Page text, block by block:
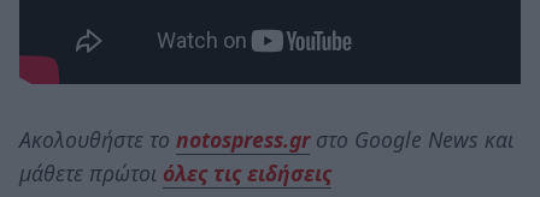
Ακολουθήστε το notospress.grστο Google News και
μάθετε πρώτοι όλες τις ειδήσεις